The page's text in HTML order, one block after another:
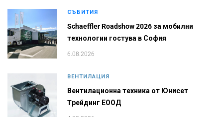
СЪБИТИЯ
Schaeffler Roadshow 2026 за мобилни
технологии гостува в София
6.08.2026
ВЕНТИЛАЦИЯ
Вентилационна техника от Юнисет
Tрейдинг ЕООД